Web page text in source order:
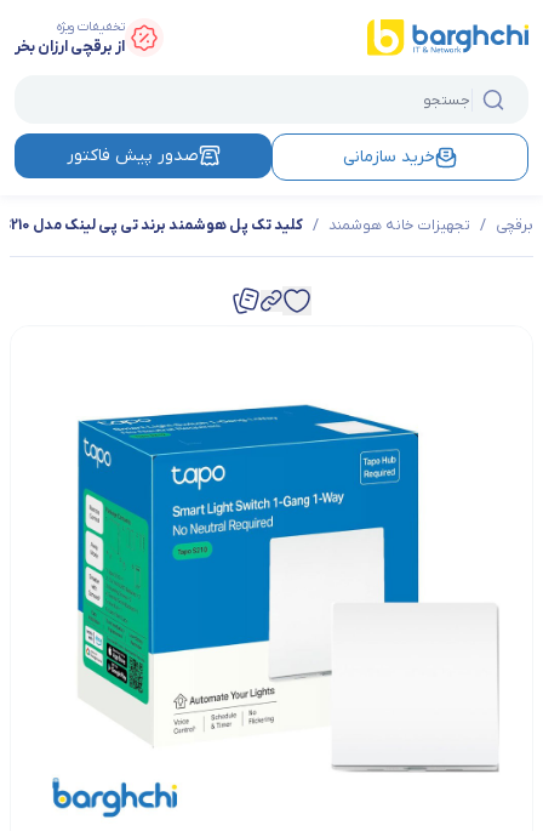
تخفیفات ویژه
از برقچی ارزان بخر
خرید سازمانی صدور پیش فاکتور
برقچی / تجهیزات خانه هوشمند / کلید تک پل هوشمند برند تی پی لینک مدل TAPO S210